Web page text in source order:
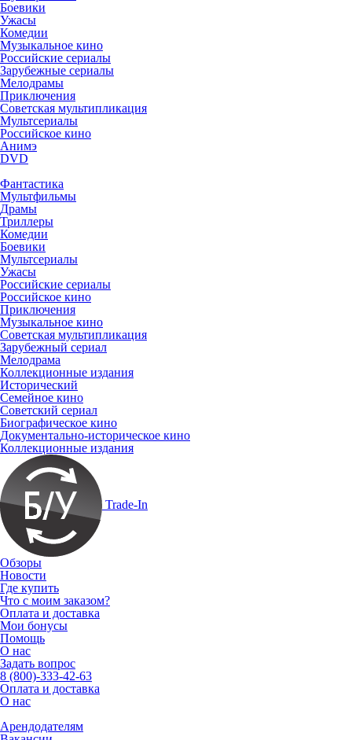
Боевики
Ужасы
Комедии
Музыкальное кино
Российские сериалы
Зарубежные сериалы
Мелодрамы
Приключения
Советская мультипликация
Мультсериалы
Российское кино
Анимэ
DVD
Фантастика
Мультфильмы
Драмы
Триллеры
Комедии
Боевики
Мультсериалы
Ужасы
Российские сериалы
Российское кино
Приключения
Музыкальное кино
Советская мультипликация
Зарубежный сериал
Мелодрама
Коллекционные издания
Исторический
Семейное кино
Советский сериал
Биографическое кино
Документально-историческое кино
Коллекционные издания
Trade-In
Обзоры
Новости
Где купить
Что с моим заказом?
Оплата и доставка
Мои бонусы
Помощь
О нас
Задать вопрос
8 (800)-333-42-63
Оплата и доставка
О нас
Арендодателям